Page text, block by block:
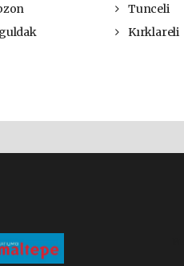
Tunceli
Kırklareli